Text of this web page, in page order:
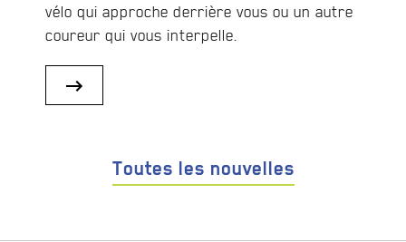
vélo qui approche derrière vous ou un autre
coureur qui vous interpelle.
Toutes les nouvelles